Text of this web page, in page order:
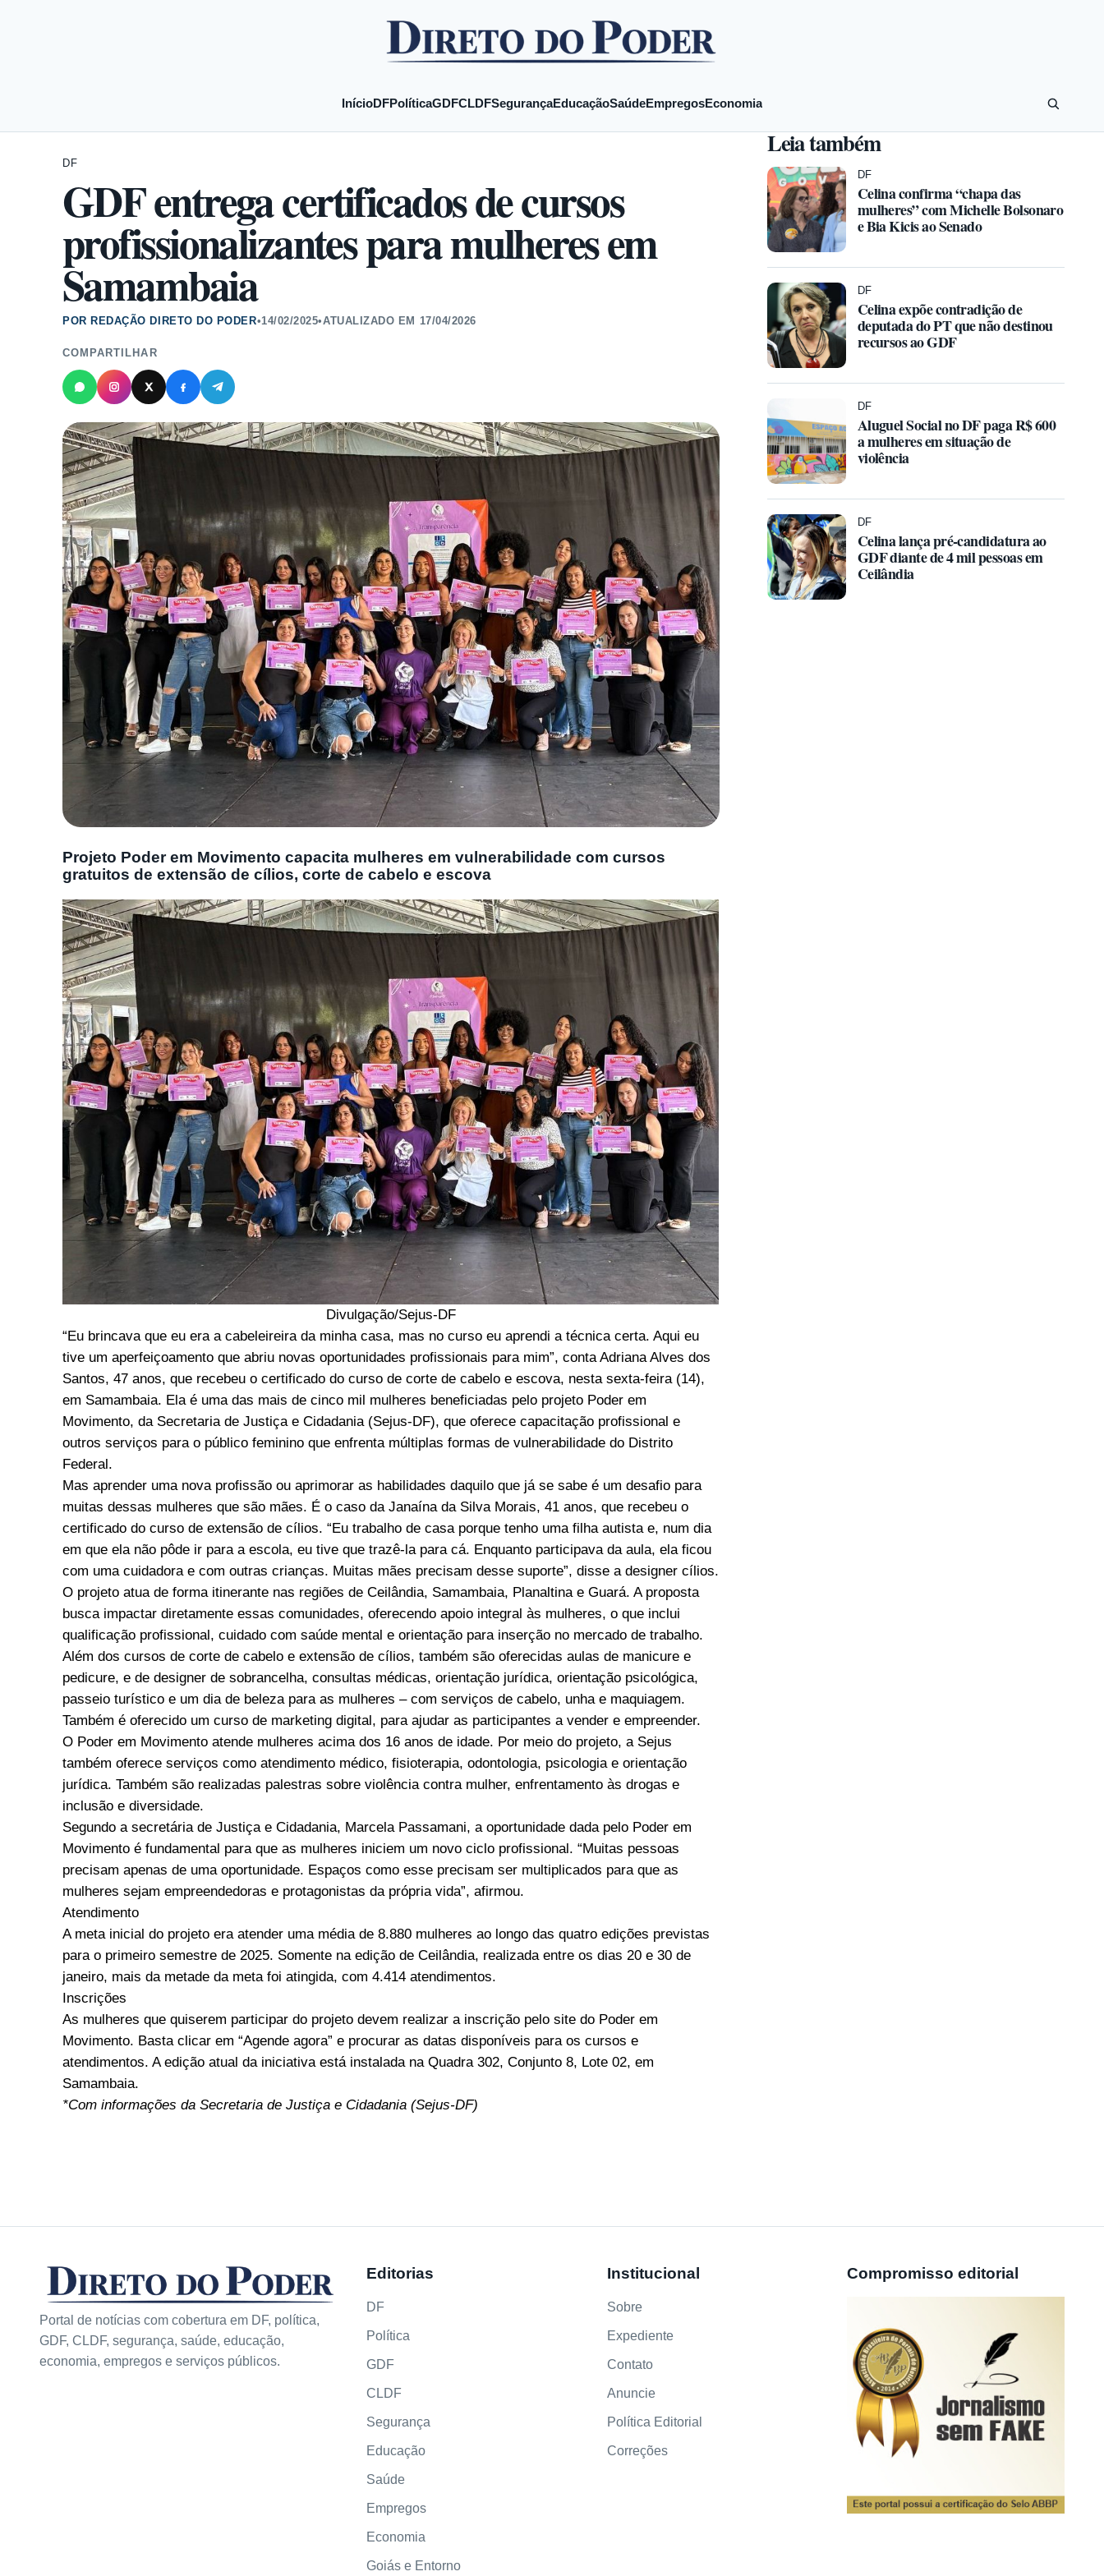
InícioDFPolíticaGDFCLDFSegurançaEducaçãoSaúdeEmpregosEconomia
DF
GDF entrega certificados de cursos
profissionalizantes para mulheres em
Samambaia
POR REDAÇÃO DIRETO DO PODER•14/02/2025•ATUALIZADO EM 17/04/2026
COMPARTILHAR
Projeto Poder em Movimento capacita mulheres em vulnerabilidade com cursos
gratuitos de extensão de cílios, corte de cabelo e escova
Divulgação/Sejus-DF
“Eu brincava que eu era a cabeleireira da minha casa, mas no curso eu aprendi a técnica certa. Aqui eu
tive um aperfeiçoamento que abriu novas oportunidades profissionais para mim”, conta Adriana Alves dos
Santos, 47 anos, que recebeu o certificado do curso de corte de cabelo e escova, nesta sexta-feira (14),
em Samambaia. Ela é uma das mais de cinco mil mulheres beneficiadas pelo projeto Poder em
Movimento, da Secretaria de Justiça e Cidadania (Sejus-DF), que oferece capacitação profissional e
outros serviços para o público feminino que enfrenta múltiplas formas de vulnerabilidade do Distrito
Federal.
Mas aprender uma nova profissão ou aprimorar as habilidades daquilo que já se sabe é um desafio para
muitas dessas mulheres que são mães. É o caso da Janaína da Silva Morais, 41 anos, que recebeu o
certificado do curso de extensão de cílios. “Eu trabalho de casa porque tenho uma filha autista e, num dia
em que ela não pôde ir para a escola, eu tive que trazê-la para cá. Enquanto participava da aula, ela ficou
com uma cuidadora e com outras crianças. Muitas mães precisam desse suporte”, disse a designer cílios.
O projeto atua de forma itinerante nas regiões de Ceilândia, Samambaia, Planaltina e Guará. A proposta
busca impactar diretamente essas comunidades, oferecendo apoio integral às mulheres, o que inclui
qualificação profissional, cuidado com saúde mental e orientação para inserção no mercado de trabalho.
Além dos cursos de corte de cabelo e extensão de cílios, também são oferecidas aulas de manicure e
pedicure, e de designer de sobrancelha, consultas médicas, orientação jurídica, orientação psicológica,
passeio turístico e um dia de beleza para as mulheres – com serviços de cabelo, unha e maquiagem.
Também é oferecido um curso de marketing digital, para ajudar as participantes a vender e empreender.
O Poder em Movimento atende mulheres acima dos 16 anos de idade. Por meio do projeto, a Sejus
também oferece serviços como atendimento médico, fisioterapia, odontologia, psicologia e orientação
jurídica. Também são realizadas palestras sobre violência contra mulher, enfrentamento às drogas e
inclusão e diversidade.
Segundo a secretária de Justiça e Cidadania, Marcela Passamani, a oportunidade dada pelo Poder em
Movimento é fundamental para que as mulheres iniciem um novo ciclo profissional. “Muitas pessoas
precisam apenas de uma oportunidade. Espaços como esse precisam ser multiplicados para que as
mulheres sejam empreendedoras e protagonistas da própria vida”, afirmou.
Atendimento
A meta inicial do projeto era atender uma média de 8.880 mulheres ao longo das quatro edições previstas
para o primeiro semestre de 2025. Somente na edição de Ceilândia, realizada entre os dias 20 e 30 de
janeiro, mais da metade da meta foi atingida, com 4.414 atendimentos.
Inscrições
As mulheres que quiserem participar do projeto devem realizar a inscrição pelo site do Poder em
Movimento. Basta clicar em “Agende agora” e procurar as datas disponíveis para os cursos e
atendimentos. A edição atual da iniciativa está instalada na Quadra 302, Conjunto 8, Lote 02, em
Samambaia.
*Com informações da Secretaria de Justiça e Cidadania (Sejus-DF)
Leia também
DF
Celina confirma “chapa das
mulheres” com Michelle Bolsonaro
e Bia Kicis ao Senado
DF
Celina expõe contradição de
deputada do PT que não destinou
recursos ao GDF
DF
Aluguel Social no DF paga R$ 600
a mulheres em situação de
violência
DF
Celina lança pré-candidatura ao
GDF diante de 4 mil pessoas em
Ceilândia
Portal de notícias com cobertura em DF, política,
GDF, CLDF, segurança, saúde, educação,
economia, empregos e serviços públicos.
Editorias
DF
Política
GDF
CLDF
Segurança
Educação
Saúde
Empregos
Economia
Goiás e Entorno
Institucional
Sobre
Expediente
Contato
Anuncie
Política Editorial
Correções
Compromisso editorial